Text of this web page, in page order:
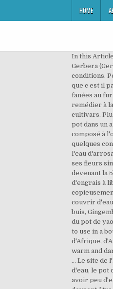
HOME
In this Article we will discuss Gerbera Cultivation & How to Grow and Protect Gerbera Flowers. Est un Gerbera une annuelle ou une vivace? Observer le pistil. Gerbera (Gerbera jamesonii) commonly known as Transwal Daisy or African Daisy is an important flower grown throughout the world under wide range of climatic conditions. Pour le gypsophile: coton blanc, tiges en laine coloris lime 843. Le semis peut être effectué dans une mini-serre chauffée à 18° en octobre ou en avril. que c est il passé ?? Installez votre plante dans un contenant percé en son fond et ménagez un lit de billes d'argile pour assurer un bon drainage. La taille des fleurs fanées au fur et à mesure permettra de prolonger la floraison.En automne, installez un épais paillis au pied de votre gerbera pour le protéger du froid.